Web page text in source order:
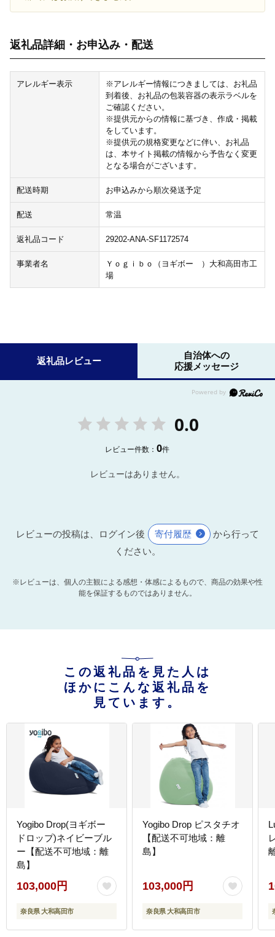
返礼品詳細・お申込み・配送
アレルギー表示
※アレルギー情報につきましては、お礼品
到着後、お礼品の包装容器の表示ラベルを
ご確認ください。
※提供元からの情報に基づき、作成・掲載
をしています。
※提供元の規格変更などに伴い、お礼品
は、本サイト掲載の情報から予告なく変更
となる場合がございます。
配送時期 お申込みから順次発送予定
配送 常温
返礼品コード 29202-ANA-SF1172574
事業者名
Ｙｏｇｉｂｏ（ヨギボー ）大和高田市工
場
返礼品レビュー
自治体への
応援メッセージ
0.0
レビュー件数：0件
レビューはありません。
レビューの投稿は、ログイン後 寄付履歴
から行って
ください。
※レビューは、個人の主観による感想・体感によるもので、商品の効果や性
能を保証するものではありません。
この返礼品を見た人は
ほかにこんな返礼品を
見ています。
Yogibo Drop(ヨギボー
ドロップ)ネイビーブル
ー【配送不可地域：離
島】
103,000円
奈良県 大和高田市
Yogibo Drop ピスタチオ
【配送不可地域：離
島】
103,000円
奈良県 大和高田市